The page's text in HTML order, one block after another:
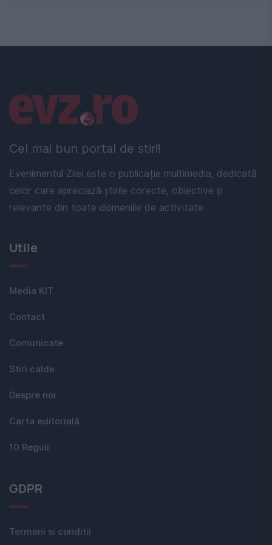
Cel mai bun portal de stiri!
Evenimentul Zilei este o publicație multimedia, dedicată
celor care apreciază știrile corecte, obiective și
relevante din toate domeniile de activitate
Linkuri utile
Utile
Media KIT
Contact
Comunicate
Stiri calde
Despre noi
Carta editorială
10 Reguli
GDPR
Termeni si conditii